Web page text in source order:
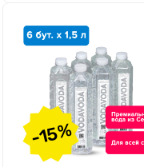
-15%